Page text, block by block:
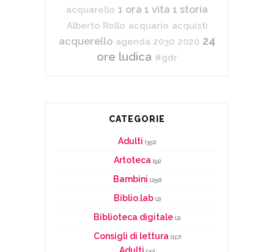
acquarello 1 ora 1 vita 1 storia
Alberto Rollo acquario acquisti
acquerello agenda 2030 2020 24
ore ludica #gdr
CATEGORIE
Adulti (351)
Artoteca (91)
Bambini (250)
Biblio.lab(2)
Biblioteca digitale (2)
Consigli di lettura (117)
Adulti